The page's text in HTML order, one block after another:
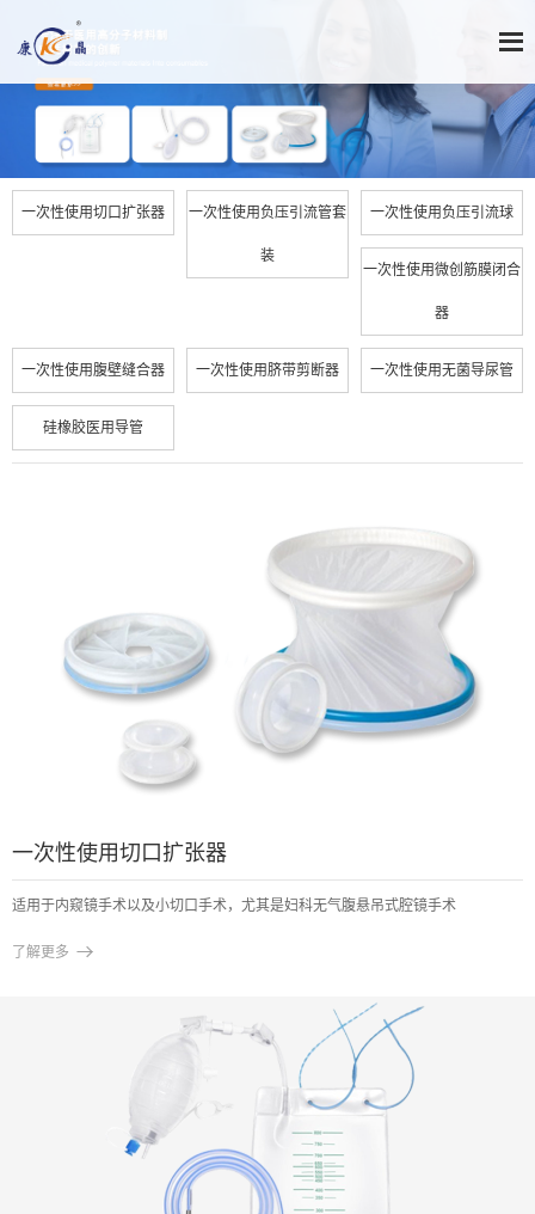
一次性使用切口扩张器 一次性使用负压引流管套
装
一次性使用负压引流球
一次性使用微创筋膜闭合
器
一次性使用腹壁缝合器 一次性使用脐带剪断器 一次性使用无菌导尿管
硅橡胶医用导管
一次性使用切口扩张器
适用于内窥镜手术以及小切口手术，尤其是妇科无气腹悬吊式腔镜手术
了解更多 